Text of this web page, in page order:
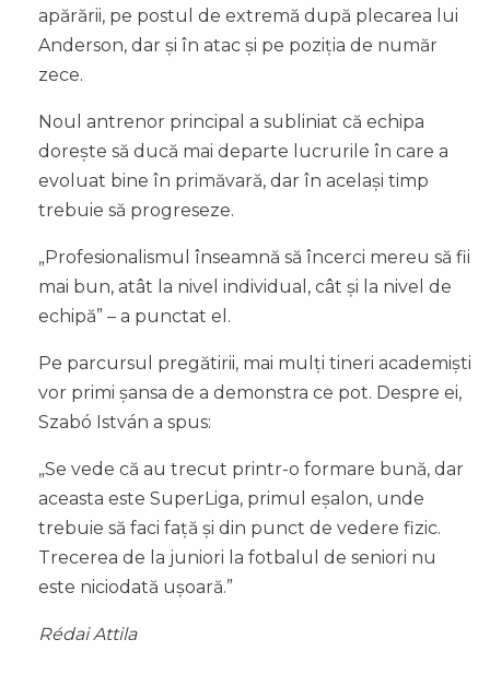
apărării, pe postul de extremă după plecarea lui
Anderson, dar și în atac și pe poziția de număr
zece.
Noul antrenor principal a subliniat că echipa
dorește să ducă mai departe lucrurile în care a
evoluat bine în primăvară, dar în același timp
trebuie să progreseze.
„Profesionalismul înseamnă să încerci mereu să fii
mai bun, atât la nivel individual, cât și la nivel de
echipă” – a punctat el.
Pe parcursul pregătirii, mai mulți tineri academiști
vor primi șansa de a demonstra ce pot. Despre ei,
Szabó István a spus:
„Se vede că au trecut printr-o formare bună, dar
aceasta este SuperLiga, primul eșalon, unde
trebuie să faci față și din punct de vedere fizic.
Trecerea de la juniori la fotbalul de seniori nu
este niciodată ușoară.”
Rédai Attila